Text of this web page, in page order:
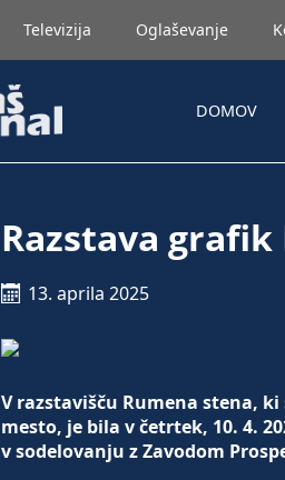
Televizija Oglaševanje
DOMOV
Razstava
13. aprila 2025
V razstavišču Rumena stena,
mesto, je bila v četrtek, 10. 4.
v sodelovanju z Zavodom